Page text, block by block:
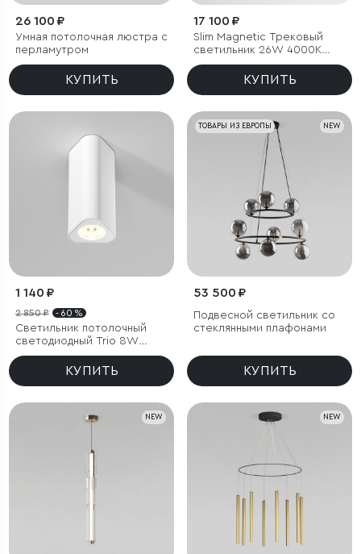
26 100 ₽
Умная потолочная люстра с
перламутром
КУПИТЬ
17 100 ₽
Slim Magnetic Трековый
светильник 26W 4000K
Most чёрный
КУПИТЬ
1 140 ₽
2 850 ₽ - 60 %
Светильник потолочный
светодиодный Trio 8W
3000K белый
КУПИТЬ
NEW
ТОВАРЫ ИЗ ЕВРОПЫ
53 500 ₽
Подвесной светильник со
стеклянными плафонами
КУПИТЬ
NEW NEW